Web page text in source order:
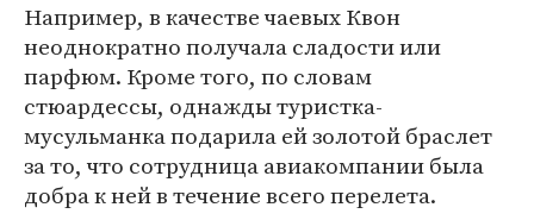
Например, в качестве чаевых Квон
неоднократно получала сладости или
парфюм. Кроме того, по словам
стюардессы, однажды туристка-
мусульманка подарила ей золотой браслет
за то, что сотрудница авиакомпании была
добра к ней в течение всего перелета.